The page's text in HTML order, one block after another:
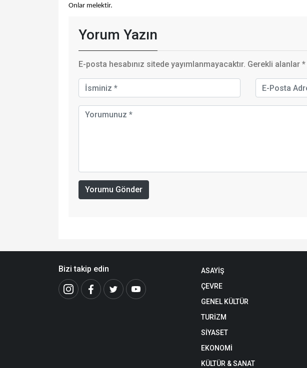
Onlar melektir.
Yorum Yazın
E-posta hesabınız sitede yayımlanmayacaktır. Gerekli alanlar *
Yorumu Gönder
Bizi takip edin
ASAYİŞ
ÇEVRE
GENEL KÜLTÜR
TURİZM
SİYASET
EKONOMİ
KÜLTÜR & SANAT